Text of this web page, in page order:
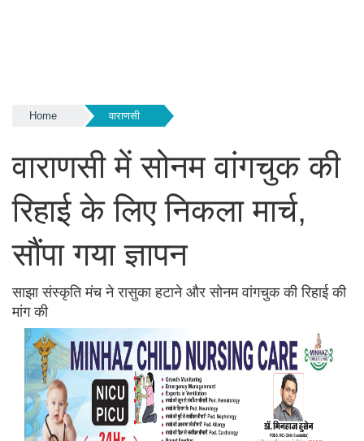
Home वाराणसी
वाराणसी में सोनम वांगचुक की
रिहाई के लिए निकला मार्च,
सौंपा गया ज्ञापन
साझा संस्कृति मंच ने रासुका हटाने और सोनम वांगचुक की रिहाई की
मांग की